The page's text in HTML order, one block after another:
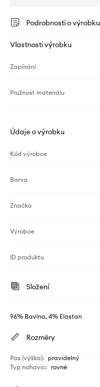
Podrobnosti o výrobku
Vlastnosti výrobku
Zapínání
Pružnost materiálu
Údaje o výrobku
Kód výrobce
Barva
Značka
Výrobce
ID produktu
Složení
96% Bavlna, 4% Elastan
Rozměry
Pas (výška): pravidelný
Typ nohavic: rovné